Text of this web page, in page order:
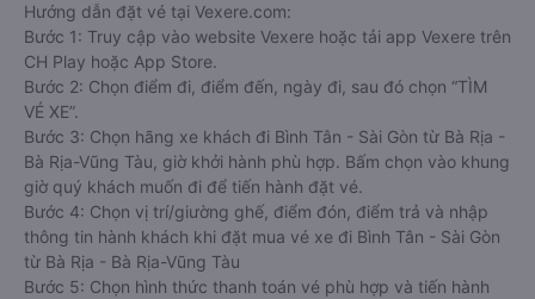
Hướng dẫn đặt vé tại Vexere.com:
Bước 1: Truy cập vào website Vexere hoặc tải app Vexere trên
CH Play hoặc App Store.
Bước 2: Chọn điểm đi, điểm đến, ngày đi, sau đó chọn “TÌM
VÉ XE”.
Bước 3: Chọn hãng xe khách đi Bình Tân - Sài Gòn từ Bà Rịa -
Bà Rịa-Vũng Tàu, giờ khởi hành phù hợp. Bấm chọn vào khung
giờ quý khách muốn đi để tiến hành đặt vé.
Bước 4: Chọn vị trí/giường ghế, điểm đón, điểm trả và nhập
thông tin hành khách khi đặt mua vé xe đi Bình Tân - Sài Gòn
từ Bà Rịa - Bà Rịa-Vũng Tàu
Bước 5: Chọn hình thức thanh toán vé phù hợp và tiến hành